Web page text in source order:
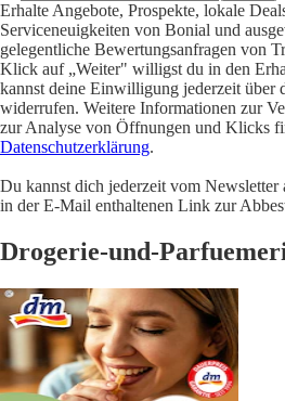
Erhalte Angebote, Prospekte, lokale
Serviceneuigkeiten von Bonial und
gelegentliche Bewertungsanfragen von
Klick auf „Weiter" willigst du in den
kannst deine Einwilligung jederzeit
widerrufen. Weitere Informationen zur
zur Analyse von Öffnungen und Klicks
Datenschutzerklärung.
Du kannst dich jederzeit vom Newsletter
in der E-Mail enthaltenen Link zur
Drogerie-und-